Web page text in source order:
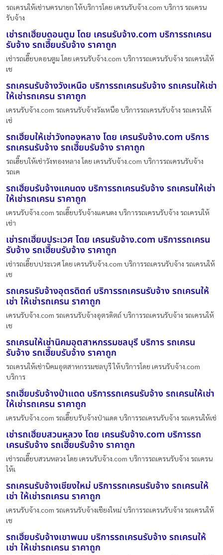
รถเครนให้เช่านครนายก ให้บริการโดย เครนรับจ้าง.com บริการ รถเครน
รับจ้าง
เช่ารถเฮี๊ยบดอนตูม โดย เครนรับจ้าง.com บริการรถเครน
รับจ้าง รถเฮี๊ยบรับจ้าง ราคาถูก
เช่ารถเฮี๊ยบดอนตูม โดย เครนรับจ้าง.com บริการรถเครนรับจ้าง รถเครนให้
เช
รถเครนรับจ้างวังเหนือ บริการรถเครนรับจ้าง รถเครนให้เช่า
ให้เช่ารถเครน ราคาถูก
เครนรับจ้าง.com รถเครนรับจ้างวังเหนือ บริการรถเครนรับจ้าง รถเครนให้
เช่
รถเฮี๊ยบให้เช่าวังทองหลาง โดย เครนรับจ้าง.com บริการ
รถเครนรับจ้าง รถเฮี๊ยบรับจ้าง ราคาถูก
รถเฮี๊ยบให้เช่าวังทองหลาง โดย เครนรับจ้าง.com บริการรถเครนรับจ้าง
รถเค
รถเฮี๊ยบรับจ้างแคนดง บริการรถเครนรับจ้าง รถเครนให้เช่า
ให้เช่ารถเครน ราคาถูก
เครนรับจ้าง.com รถเฮี๊ยบรับจ้างแคนดง บริการรถเครนรับจ้าง รถเครนให้
เช่า
เช่ารถเฮี๊ยบประเวศ โดย เครนรับจ้าง.com บริการรถเครน
รับจ้าง รถเฮี๊ยบรับจ้าง ราคาถูก
เช่ารถเฮี๊ยบประเวศ โดย เครนรับจ้าง.com บริการรถเครนรับจ้าง รถเครนให้
เช
รถเครนรับจ้างอุตรดิตถ์ บริการรถเครนรับจ้าง รถเครนให้
เช่า ให้เช่ารถเครน ราคาถูก
เครนรับจ้าง.com รถเครนรับจ้างอุตรดิตถ์ บริการรถเครนรับจ้าง รถเครนให้
เช
รถเครนให้เช่านิคมอุตสาหกรรมชลบุรี บริการ รถเครน
รับจ้าง รถเฮี๊ยบรับจ้าง ราคาถูก
รถเครนให้เช่านิคมอุตสาหกรรมชลบุรี ให้บริการโดย เครนรับจ้าง.com
บริการ
รถเฮี๊ยบรับจ้างป่าแดด บริการรถเครนรับจ้าง รถเครนให้เช่า
ให้เช่ารถเครน ราคาถูก
เครนรับจ้าง.com รถเฮี๊ยบรับจ้างป่าแดด บริการรถเครนรับจ้าง รถเครนให้เช่
เช่ารถเฮี๊ยบสวนหลวง โดย เครนรับจ้าง.com บริการรถ
เครนรับจ้าง รถเฮี๊ยบรับจ้าง ราคาถูก
เช่ารถเฮี๊ยบสวนหลวง โดย เครนรับจ้าง.com บริการรถเครนรับจ้าง รถเครน
ให้เ
รถเครนรับจ้างเชียงใหม่ บริการรถเครนรับจ้าง รถเครนให้
เช่า ให้เช่ารถเครน ราคาถูก
เครนรับจ้าง.com รถเครนรับจ้างเชียงใหม่ บริการรถเครนรับจ้าง รถเครนให้
เช
รถเฮี๊ยบรับจ้างเขาพนม บริการรถเครนรับจ้าง รถเครนให้
เช่า ให้เช่ารถเครน ราคาถูก